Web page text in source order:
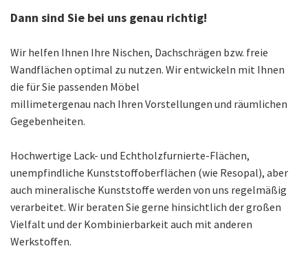
Dann sind Sie bei uns genau richtig!
Wir helfen Ihnen Ihre Nischen, Dachschrägen bzw. freie
Wandflächen optimal zu nutzen. Wir entwickeln mit Ihnen
die für Sie passenden Möbel
millimetergenau nach Ihren Vorstellungen und räumlichen
Gegebenheiten.
Hochwertige Lack- und Echtholzfurnierte-Flächen,
unempfindliche Kunststoffoberflächen (wie Resopal), aber
auch mineralische Kunststoffe werden von uns regelmäßig
verarbeitet. Wir beraten Sie gerne hinsichtlich der großen
Vielfalt und der Kombinierbarkeit auch mit anderen
Werkstoffen.